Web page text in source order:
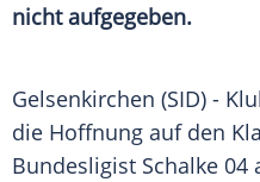
nicht aufgegeben.
Gelsenkirchen (SID) -
die Hoffnung auf den
Bundesligist Schalke